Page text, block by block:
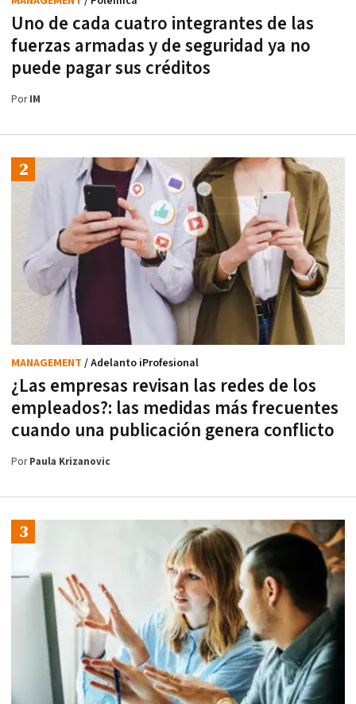
Uno de cada cuatro integrantes de las
fuerzas armadas y de seguridad ya no
puede pagar sus créditos
PorIM
¿Las empresas revisan las redes de los
empleados?: las medidas más frecuentes
cuando una publicación genera conflicto
MANAGEMENT / Adelanto iProfesional
PorPaula Krizanovic